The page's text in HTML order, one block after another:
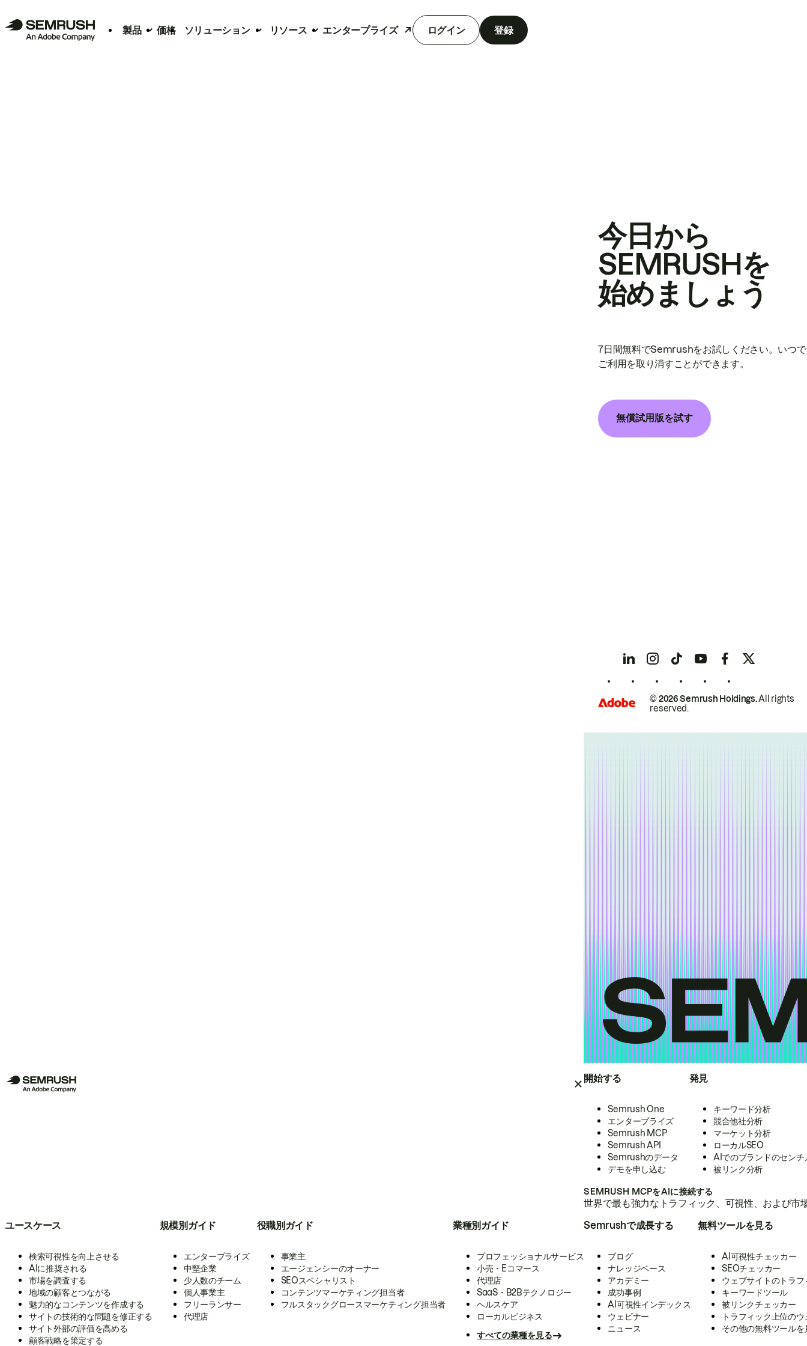
製品 価格 ソリューション リソース エンタープライズ ログイン 登録
開始する
Semrush One
エンタープライズ
Semrush MCP
Semrush API
Semrushのデータ
デモを申し込む
発見
キーワード分析
競合他社分析
マーケット分析
ローカルSEO
AIでのブランドのセンチ
被リンク分析
SEMRUSH MCPをAIに接続する
世界で最も強力なトラフィック、可視性、および
ユースケース
検索可視性を向上させる
AIに推奨される
市場を調査する
地域の顧客とつながる
魅力的なコンテンツを作成する
サイトの技術的な問題を修正する
サイト外部の評価を高める
顧客戦略を策定する
規模別ガイド
エンタープライズ
中堅企業
少人数のチーム
個人事業主
フリーランサー
代理店
役職別ガイド
事業主
エージェンシーのオーナー
SEOスペシャリスト
コンテンツマーケティング担当者
フルスタックグロースマーケティング担当者
業種別ガイド
プロフェッショナルサービス
小売・Eコマース
代理店
SaaS・B2Bテクノロジー
ヘルスケア
ローカルビジネス
すべての業種を見る
Semrushで成長する
ブログ
ナレッジベース
アカデミー
成功事例
AI可視性インデックス
ウェビナー
ニュース
無料ツールを見る
AI可視性チェッカー
SEOチェッカー
ウェブサイトのトラ
キーワードツール
被リンクチェッカー
トラフィック上位の
その他の無料ツールを
今日から
SEMRUSHを
始めましょう
7日間無料でSemrushをお試しください。いつ
ご利用を取り消すことができます。
無償試用版を試す
© 2026 Semrush Holdings.All rights
reserved.